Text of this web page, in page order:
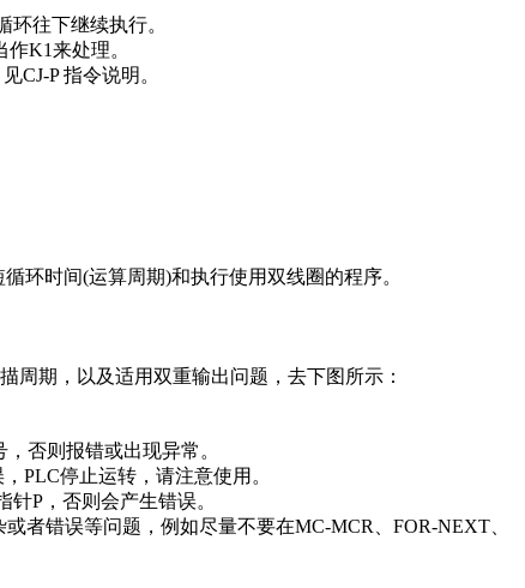
往下继续执行。
K1来处理。
CJ-P 指令说明。
环时间(运算周期)和执行使用双线圈的程序。
周期，以及适用双重输出问题，去下图所示：
否则报错或出现异常。
PLC停止运转，请注意使用。
P，否则会产生错误。
者错误等问题，例如尽量不要在MC-MCR、FOR-NEXT、